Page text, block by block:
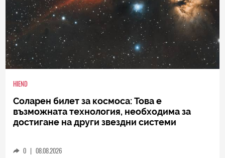
HIEND
Соларен билет за космоса: Това е
възможната технология, необходима за
достигане на други звездни системи
0 | 08.08.2026